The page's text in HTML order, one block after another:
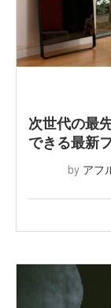
次世代の最
できる最新
by アフ